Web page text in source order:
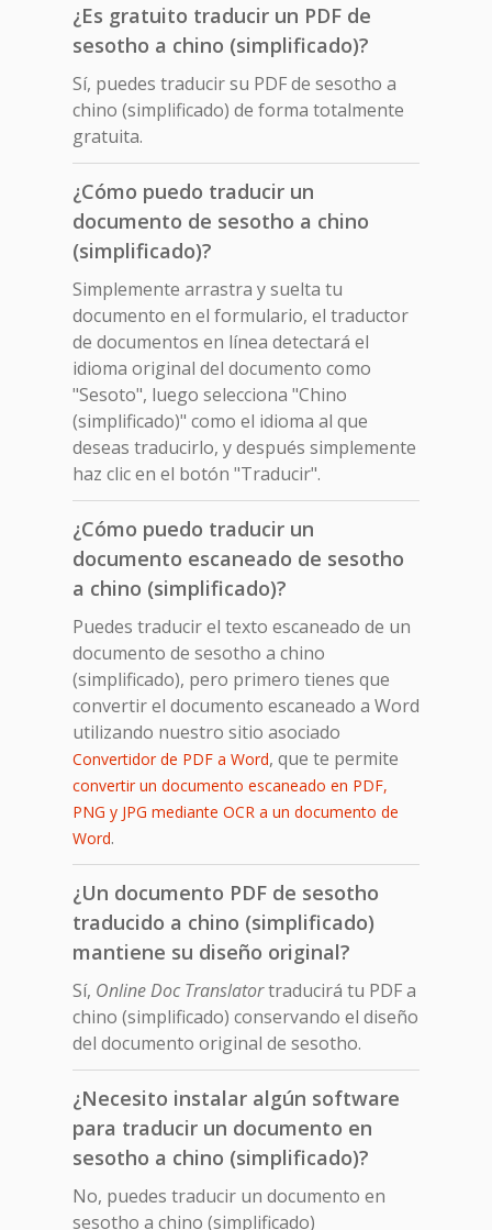
¿Es gratuito traducir un PDF de
sesotho a chino (simplificado)?
Sí, puedes traducir su PDF de sesotho a
chino (simplificado) de forma totalmente
gratuita.
¿Cómo puedo traducir un
documento de sesotho a chino
(simplificado)?
Simplemente arrastra y suelta tu
documento en el formulario, el traductor
de documentos en línea detectará el
idioma original del documento como
"Sesoto", luego selecciona "Chino
(simplificado)" como el idioma al que
deseas traducirlo, y después simplemente
haz clic en el botón "Traducir".
¿Cómo puedo traducir un
documento escaneado de sesotho
a chino (simplificado)?
Puedes traducir el texto escaneado de un
documento de sesotho a chino
(simplificado), pero primero tienes que
convertir el documento escaneado a Word
utilizando nuestro sitio asociado
Convertidor de PDF a Word, que te permite
convertir un documento escaneado en PDF,
PNG y JPG mediante OCR a un documento de
Word.
¿Un documento PDF de sesotho
traducido a chino (simplificado)
mantiene su diseño original?
Sí, Online Doc Translatortraducirá tu PDF a
chino (simplificado) conservando el diseño
del documento original de sesotho.
¿Necesito instalar algún software
para traducir un documento en
sesotho a chino (simplificado)?
No, puedes traducir un documento en
sesotho a chino (simplificado)